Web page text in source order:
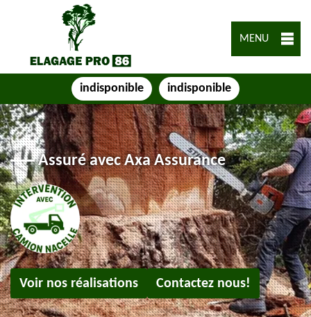
MENU
indisponible indisponible
Assuré avec Axa Assurance
Voir nos réalisations Contactez nous!